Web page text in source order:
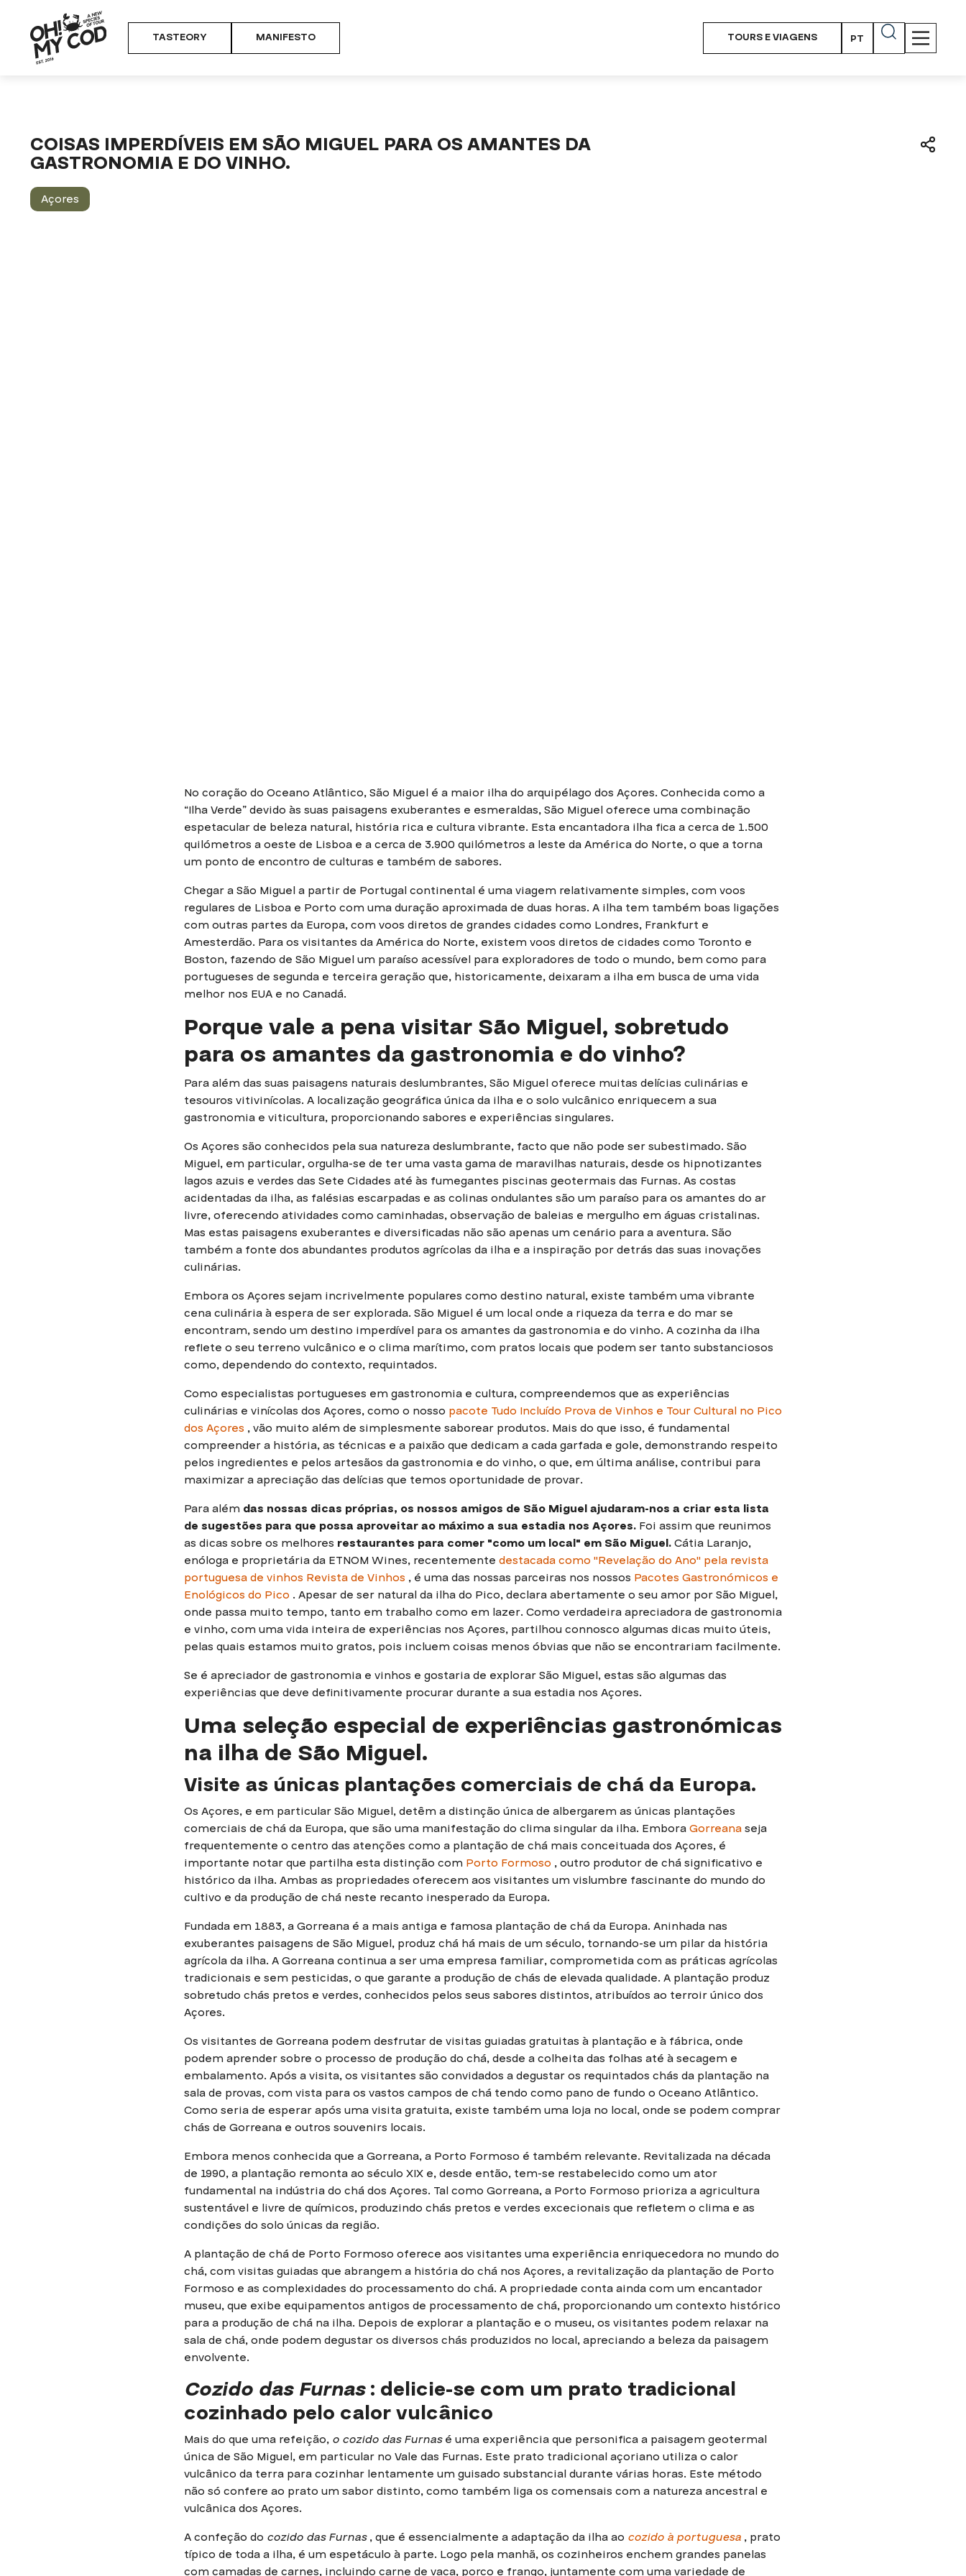
TASTEORY MANIFESTO TOURS E VIAGENS
PT
COISAS IMPERDÍVEIS EM SÃO MIGUEL PARA OS AMANTES DA
GASTRONOMIA E DO VINHO.
Açores
No coração do Oceano Atlântico, São Miguel é a maior ilha do arquipélago dos Açores. Conhecida como a
“Ilha Verde” devido às suas paisagens exuberantes e esmeraldas, São Miguel oferece uma combinação
espetacular de beleza natural, história rica e cultura vibrante. Esta encantadora ilha fica a cerca de 1.500
quilómetros a oeste de Lisboa e a cerca de 3.900 quilómetros a leste da América do Norte, o que a torna
um ponto de encontro de culturas e também de sabores.
Chegar a São Miguel a partir de Portugal continental é uma viagem relativamente simples, com voos
regulares de Lisboa e Porto com uma duração aproximada de duas horas. A ilha tem também boas ligações
com outras partes da Europa, com voos diretos de grandes cidades como Londres, Frankfurt e
Amesterdão. Para os visitantes da América do Norte, existem voos diretos de cidades como Toronto e
Boston, fazendo de São Miguel um paraíso acessível para exploradores de todo o mundo, bem como para
portugueses de segunda e terceira geração que, historicamente, deixaram a ilha em busca de uma vida
melhor nos EUA e no Canadá.
Porque vale a pena visitar São Miguel, sobretudo
para os amantes da gastronomia e do vinho?
Para além das suas paisagens naturais deslumbrantes, São Miguel oferece muitas delícias culinárias e
tesouros vitivinícolas. A localização geográfica única da ilha e o solo vulcânico enriquecem a sua
gastronomia e viticultura, proporcionando sabores e experiências singulares.
Os Açores são conhecidos pela sua natureza deslumbrante, facto que não pode ser subestimado. São
Miguel, em particular, orgulha-se de ter uma vasta gama de maravilhas naturais, desde os hipnotizantes
lagos azuis e verdes das Sete Cidades até às fumegantes piscinas geotermais das Furnas. As costas
acidentadas da ilha, as falésias escarpadas e as colinas ondulantes são um paraíso para os amantes do ar
livre, oferecendo atividades como caminhadas, observação de baleias e mergulho em águas cristalinas.
Mas estas paisagens exuberantes e diversificadas não são apenas um cenário para a aventura. São
também a fonte dos abundantes produtos agrícolas da ilha e a inspiração por detrás das suas inovações
culinárias.
Embora os Açores sejam incrivelmente populares como destino natural, existe também uma vibrante
cena culinária à espera de ser explorada. São Miguel é um local onde a riqueza da terra e do mar se
encontram, sendo um destino imperdível para os amantes da gastronomia e do vinho. A cozinha da ilha
reflete o seu terreno vulcânico e o clima marítimo, com pratos locais que podem ser tanto substanciosos
como, dependendo do contexto, requintados.
Como especialistas portugueses em gastronomia e cultura, compreendemos que as experiências
culinárias e vinícolas dos Açores, como o nosso pacote Tudo Incluído Prova de Vinhos e Tour Cultural no Pico
dos Açores , vão muito além de simplesmente saborear produtos. Mais do que isso, é fundamental
compreender a história, as técnicas e a paixão que dedicam a cada garfada e gole, demonstrando respeito
pelos ingredientes e pelos artesãos da gastronomia e do vinho, o que, em última análise, contribui para
maximizar a apreciação das delícias que temos oportunidade de provar.
Para além das nossas dicas próprias, os nossos amigos de São Miguel ajudaram-nos a criar esta lista
de sugestões para que possa aproveitar ao máximo a sua estadia nos Açores.Foi assim que reunimos
as dicas sobre os melhores restaurantes para comer "como um local" em São Miguel.Cátia Laranjo,
enóloga e proprietária da ETNOM Wines, recentemente destacada como "Revelação do Ano" pela revista
portuguesa de vinhos Revista de Vinhos , é uma das nossas parceiras nos nossos Pacotes Gastronómicos e
Enológicos do Pico . Apesar de ser natural da ilha do Pico, declara abertamente o seu amor por São Miguel,
onde passa muito tempo, tanto em trabalho como em lazer. Como verdadeira apreciadora de gastronomia
e vinho, com uma vida inteira de experiências nos Açores, partilhou connosco algumas dicas muito úteis,
pelas quais estamos muito gratos, pois incluem coisas menos óbvias que não se encontrariam facilmente.
Se é apreciador de gastronomia e vinhos e gostaria de explorar São Miguel, estas são algumas das
experiências que deve definitivamente procurar durante a sua estadia nos Açores.
Uma seleção especial de experiências gastronómicas
na ilha de São Miguel.
Visite as únicas plantações comerciais de chá da Europa.
Os Açores, e em particular São Miguel, detêm a distinção única de albergarem as únicas plantações
comerciais de chá da Europa, que são uma manifestação do clima singular da ilha. EmboraGorreanaseja
frequentemente o centro das atenções como a plantação de chá mais conceituada dos Açores, é
importante notar que partilha esta distinção com Porto Formoso , outro produtor de chá significativo e
histórico da ilha. Ambas as propriedades oferecem aos visitantes um vislumbre fascinante do mundo do
cultivo e da produção de chá neste recanto inesperado da Europa.
Fundada em 1883, a Gorreana é a mais antiga e famosa plantação de chá da Europa. Aninhada nas
exuberantes paisagens de São Miguel, produz chá há mais de um século, tornando-se um pilar da história
agrícola da ilha. A Gorreana continua a ser uma empresa familiar, comprometida com as práticas agrícolas
tradicionais e sem pesticidas, o que garante a produção de chás de elevada qualidade. A plantação produz
sobretudo chás pretos e verdes, conhecidos pelos seus sabores distintos, atribuídos ao terroir único dos
Açores.
Os visitantes de Gorreana podem desfrutar de visitas guiadas gratuitas à plantação e à fábrica, onde
podem aprender sobre o processo de produção do chá, desde a colheita das folhas até à secagem e
embalamento. Após a visita, os visitantes são convidados a degustar os requintados chás da plantação na
sala de provas, com vista para os vastos campos de chá tendo como pano de fundo o Oceano Atlântico.
Como seria de esperar após uma visita gratuita, existe também uma loja no local, onde se podem comprar
chás de Gorreana e outros souvenirs locais.
Embora menos conhecida que a Gorreana, a Porto Formoso é também relevante. Revitalizada na década
de 1990, a plantação remonta ao século XIX e, desde então, tem-se restabelecido como um ator
fundamental na indústria do chá dos Açores. Tal como Gorreana, a Porto Formoso prioriza a agricultura
sustentável e livre de químicos, produzindo chás pretos e verdes excecionais que refletem o clima e as
condições do solo únicas da região.
A plantação de chá de Porto Formoso oferece aos visitantes uma experiência enriquecedora no mundo do
chá, com visitas guiadas que abrangem a história do chá nos Açores, a revitalização da plantação de Porto
Formoso e as complexidades do processamento do chá. A propriedade conta ainda com um encantador
museu, que exibe equipamentos antigos de processamento de chá, proporcionando um contexto histórico
para a produção de chá na ilha. Depois de explorar a plantação e o museu, os visitantes podem relaxar na
sala de chá, onde podem degustar os diversos chás produzidos no local, apreciando a beleza da paisagem
envolvente.
Cozido das Furnas : delicie-se com um prato tradicional
cozinhado pelo calor vulcânico
Mais do que uma refeição, o cozido das Furnasé uma experiência que personifica a paisagem geotermal
única de São Miguel, em particular no Vale das Furnas. Este prato tradicional açoriano utiliza o calor
vulcânico da terra para cozinhar lentamente um guisado substancial durante várias horas. Este método
não só confere ao prato um sabor distinto, como também liga os comensais com a natureza ancestral e
vulcânica dos Açores.
A confeção do cozido das Furnas, que é essencialmente a adaptação da ilha ao cozido à portuguesa, prato
típico de toda a ilha, é um espetáculo à parte. Logo pela manhã, os cozinheiros enchem grandes panelas
com camadas de carnes, incluindo carne de vaca, porco e frango, juntamente com uma variedade de